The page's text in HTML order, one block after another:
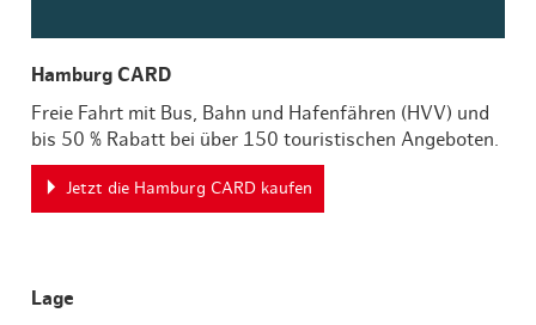
Hamburg CARD
Freie Fahrt mit Bus, Bahn und Hafenfähren (HVV) und
bis 50 % Rabatt bei über 150 touristischen Angeboten.
Jetzt die Hamburg CARD kaufen
Lage